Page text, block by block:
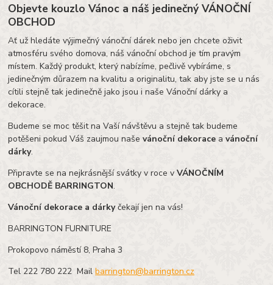
Objevte kouzlo Vánoc a náš jedinečný VÁNOČNÍ
OBCHOD
Ať už hledáte výjimečný vánoční dárek nebo jen chcete oživit
atmosféru svého domova, náš vánoční obchod je tím pravým
místem. Každý produkt, který nabízíme, pečlivě vybíráme, s
jedinečným důrazem na kvalitu a originalitu, tak aby jste se u nás
cítili stejně tak jedinečně jako jsou i naše Vánoční dárky a
dekorace.
Budeme se moc těšit na Vaší návštěvu a stejně tak budeme
potěšeni pokud Váš zaujmou naševánoční dekorace avánoční
dárky.
Připravte se na nejkrásnější svátky v roce vVÁNOČNÍM
OBCHODĚ BARRINGTON.
Vánoční dekorace a dárkyčekají jen na vás!
BARRINGTON FURNITURE
Prokopovo náměstí 8, Praha 3
Tel 222 780 222 Mailbarrington@barrington.cz